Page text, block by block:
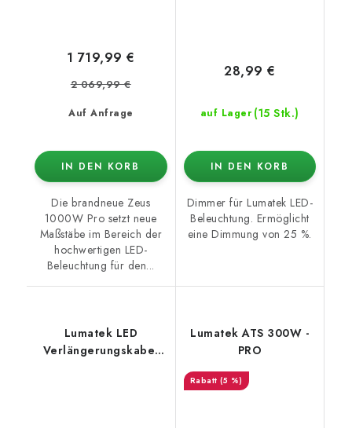
Auf Anfrage
1 719,99 €
2 069,99 €
IN DEN KORB
Die brandneue Zeus
1000W Pro setzt neue
Maßstäbe im Bereich der
hochwertigen LED-
Beleuchtung für den...
auf Lager (15 Stk.)
28,99 €
IN DEN KORB
Dimmer für Lumatek LED-
Beleuchtung. Ermöglicht
eine Dimmung von 25 %.
Lumatek LED
Verlängerungskabel
Lumatek ATS 300W -
PRO
(5 %)